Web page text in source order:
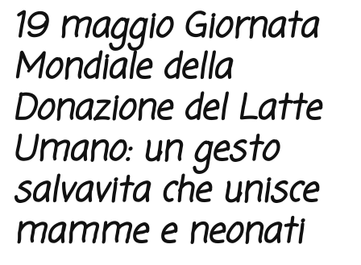
19 maggio Giornata
Mondiale della
Donazione del Latte
Umano: un gesto
salvavita che unisce
mamme e neonati